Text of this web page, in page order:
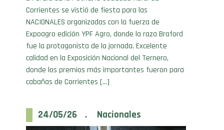
NACIONALES organizadas con la fuerza de
Expoagro edición YPF Agro, donde la raza Braford
fue la protagonista de la jornada. Excelente
calidad en la Exposición Nacional del Ternero,
donde los premios más importantes fueron para
cabañas de Corrientes […]